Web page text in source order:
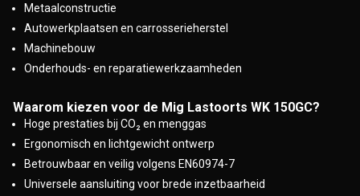
Metaalconstructie
Autowerkplaatsen en carrosserieherstel
Machinebouw
Onderhouds- en reparatiewerkzaamheden
Waarom kiezen voor de Mig Lastoorts WK 150GC?
Hoge prestaties bij CO₂ en menggas
Ergonomisch en lichtgewicht ontwerp
Betrouwbaar en veilig volgens EN60974-7
Universele aansluiting voor brede inzetbaarheid